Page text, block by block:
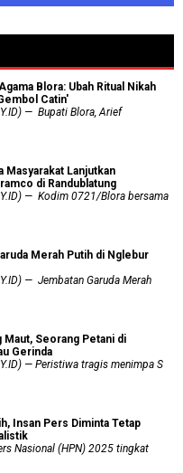
Blora: Ubah Ritual Nikah
Catin'
— Bupati Blora, Arief
Masyarakat Lanjutkan
di Randublatung
— Kodim 0721/Blora bersama
Merah Putih di Nglebur
— Jembatan Garuda Merah
Maut, Seorang Petani di
Gerinda
— Peristiwa tragis menimpa S
Insan Pers Diminta Tetap
Nasional (HPN) 2025 tingkat